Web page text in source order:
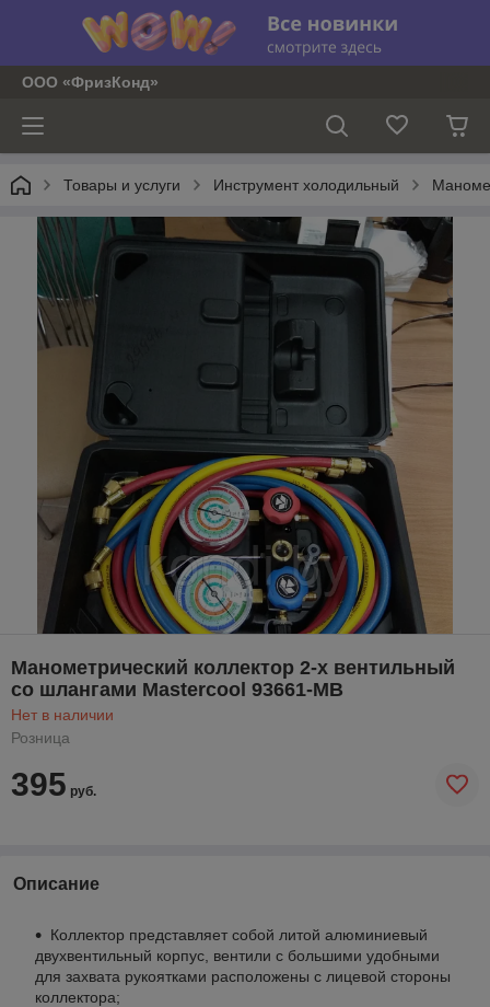
ООО «ФризКонд»
Товары и услуги Инструмент холодильный
Манометрический коллектор 2-х вентильный
со шлангами Mastercool 93661-MB
Нет в наличии
Розница
395 руб.
Описание
Коллектор представляет собой литой алюминиевый
двухвентильный корпус, вентили с большими удобными
для захвата рукоятками расположены с лицевой стороны
коллектора;